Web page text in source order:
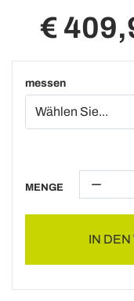
€
messen
MENGE
IN